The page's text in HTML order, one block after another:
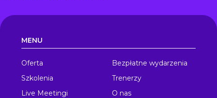
MENU
Oferta
Szkolenia
Live Meetingi
Bezpłatne wydarzenia
Trenerzy
O nas